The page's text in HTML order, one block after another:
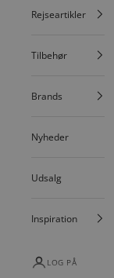
Rejseartikler
Tilbehør
Brands
Nyheder
Udsalg
Inspiration
LOG PÅ